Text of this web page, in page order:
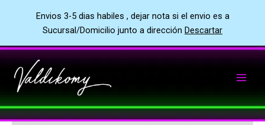
Envios 3-5 dias habiles , dejar nota si el envio es a
Sucursal/Domicilio junto a dirección Descartar
al
contenido